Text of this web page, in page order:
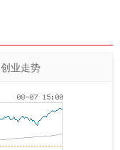
创业走势